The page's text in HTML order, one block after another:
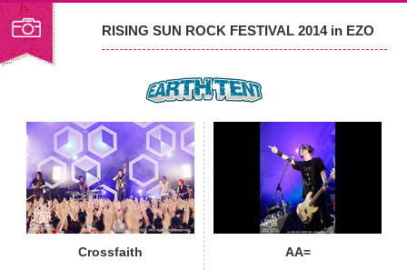
RISING SUN ROCK FESTIVAL 2014 in EZO
Crossfaith AA=
PHOTO